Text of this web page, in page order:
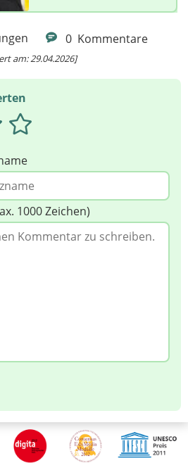
0 Kommentare
am: 29.04.2026]
1000 Zeichen)